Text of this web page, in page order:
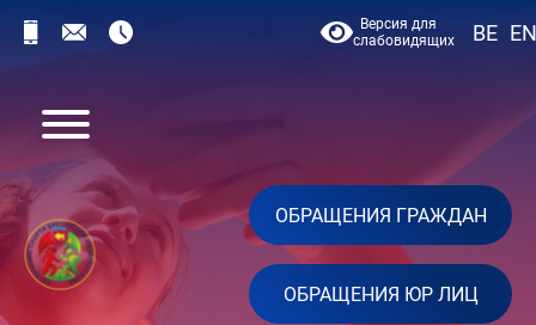
Версия для
слабовидящих
BE EN
ОБРАЩЕНИЯ ГРАЖДАН
ОБРАЩЕНИЯ ЮР ЛИЦ